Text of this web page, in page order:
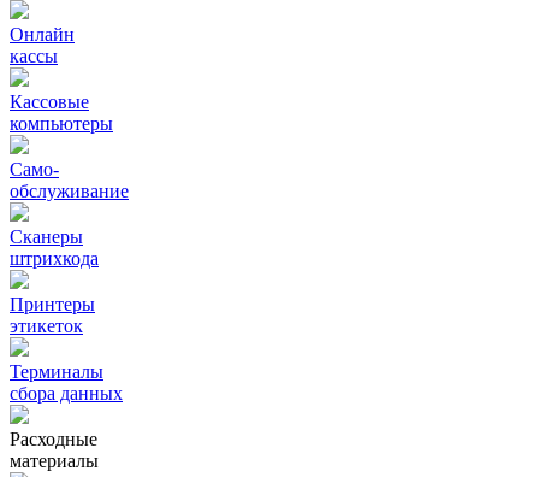
Онлайн
кассы
Кассовые
компьютеры
Само-
обслуживание
Сканеры
штрихкода
Принтеры
этикеток
Терминалы
сбора данных
Расходные
материалы